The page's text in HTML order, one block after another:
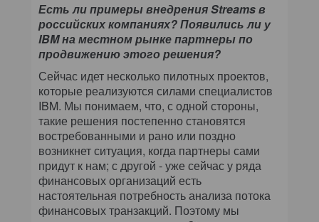
Есть ли примеры внедрения Streams в
российских компаниях? Появились ли у
IBM на местном рынке партнеры по
продвижению этого решения?
Сейчас идет несколько пилотных проектов,
которые реализуются силами специалистов
IBM. Мы понимаем, что, с одной стороны,
такие решения постепенно становятся
востребованными и рано или поздно
возникнет ситуация, когда партнеры сами
придут к нам; с другой - уже сейчас у ряда
финансовых организаций есть
настоятельная потребность анализа потока
финансовых транзакций. Поэтому мы